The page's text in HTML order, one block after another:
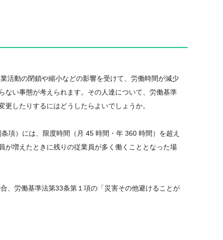
活動の閉鎖や縮小などの影響を受けて、労働時間が減少
ない事態が考えられます。その人達について、労働基準
したりするにはどうしたらよいでしょうか。
項）には、限度時間（月 45 時間・年 360 時間）を超え
が増えたときに残りの従業員が多く働くこととなった場
、労働基準法第33条第１項の「災害その他避けることが